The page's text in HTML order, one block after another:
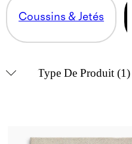
Coussins & Jetés
Type De Produit (1)